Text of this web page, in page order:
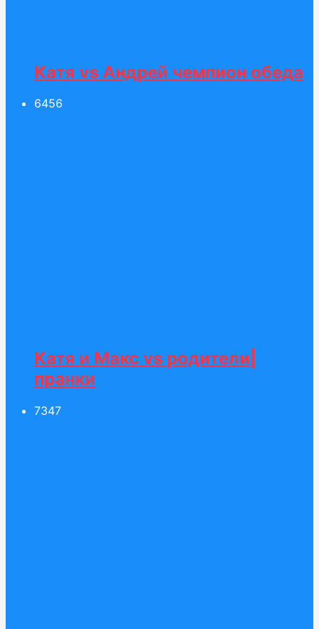
Катя vs Андрей чемпион обеда
6456
Катя и Макс vs родители|
пранки
7347